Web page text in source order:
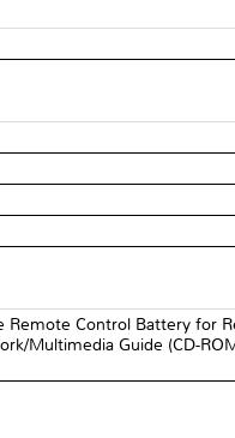
Remote Control Battery for
Multimedia Guide (CD-